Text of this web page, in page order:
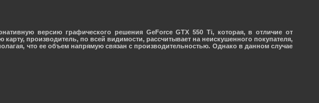
версию графического решения GeForce GTX 550 Ti, которая, в отличие от
производитель, по всей видимости, рассчитывает на неискушенного покупателя,
что ее объем напрямую связан с производительностью. Однако в данном случае